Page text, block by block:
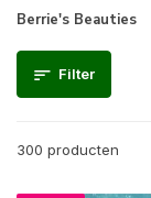
Berrie's Beauties
Filter
300 producten